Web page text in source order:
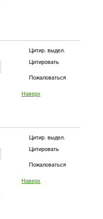
Цитир. выдел.
Цитировать
Пожаловаться
Наверх
Цитир. выдел.
Цитировать
Пожаловаться
Наверх